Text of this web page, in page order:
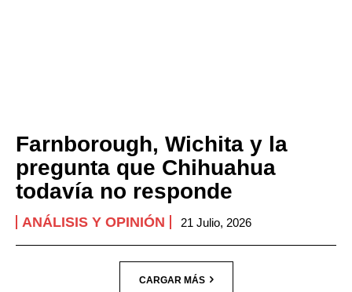
Farnborough, Wichita y la
pregunta que Chihuahua
todavía no responde
ANÁLISIS Y OPINIÓN 21 Julio, 2026
CARGAR MÁS